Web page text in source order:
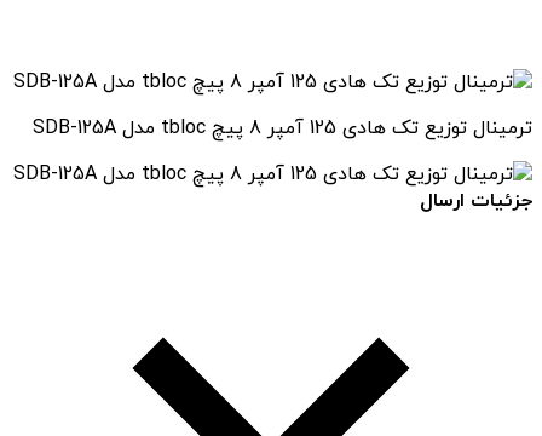
ترمینال توزیع تک هادی 125 آمپر 8 پیچ tbloc مدل SDB-125A
جزئیات ارسال